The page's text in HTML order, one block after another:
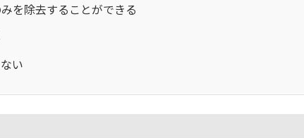
を除去することができる
い